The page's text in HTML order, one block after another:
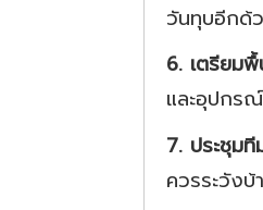
วันทุบอีกด้
6. เตรียม
และอุปกร
7. ประชุมที
ควรระวัง